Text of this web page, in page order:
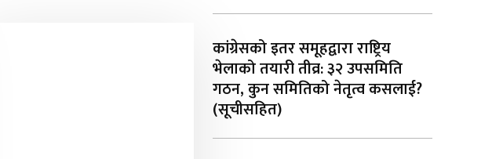
कांग्रेसको इतर समूहद्वारा राष्ट्रिय
भेलाको तयारी तीव्र: ३२ उपसमिति
गठन, कुन समितिको नेतृत्व कसलाई?
(सूचीसहित)